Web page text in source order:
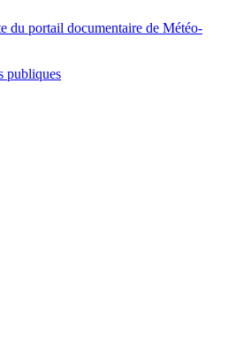
du portail documentaire de Météo-
publiques